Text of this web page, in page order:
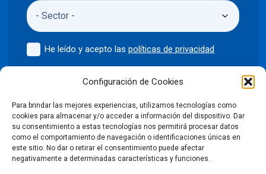
Configuración de Cookies
Para brindar las mejores experiencias, utilizamos tecnologías como
cookies para almacenar y/o acceder a información del dispositivo. Dar
su consentimiento a estas tecnologías nos permitirá procesar datos
como el comportamiento de navegación o identificaciones únicas en
este sitio. No dar o retirar el consentimiento puede afectar
negativamente a determinadas características y funciones.
He leído y acepto laspolíticas de privacidad
Enviar
©2024 Puntodis Política de privacidad Aviso legal